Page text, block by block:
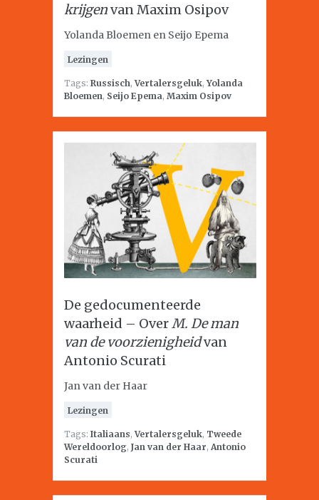
krijgenvan Maxim Osipov
Yolanda Bloemen en Seijo Epema
Lezingen
Tags: Russisch,Vertalersgeluk,Yolanda
Bloemen, Seijo Epema, Maxim Osipov
De gedocumenteerde
waarheid – OverM. De man
van de voorzienigheidvan
Antonio Scurati
Jan van der Haar
Lezingen
Tags: Italiaans,Vertalersgeluk, Tweede
Wereldoorlog, Jan van der Haar, Antonio
Scurati